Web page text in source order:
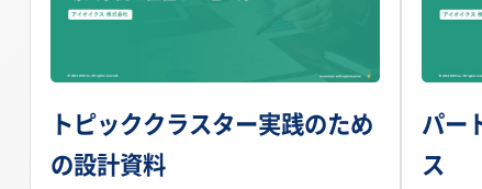
トピッククラスター実践のため
の設計資料
パー
ス